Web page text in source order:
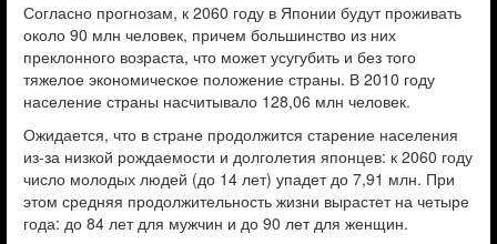
Согласно прогнозам, к 2060 году в Японии будут проживать
около 90 млн человек, причем большинство из них
преклонного возраста, что может усугубить и без того
тяжелое экономическое положение страны. В 2010 году
население страны насчитывало 128,06 млн человек.
Ожидается, что в стране продолжится старение населения
из-за низкой рождаемости и долголетия японцев: к 2060 году
число молодых людей (до 14 лет) упадет до 7,91 млн. При
этом средняя продолжительность жизни вырастет на четыре
года: до 84 лет для мужчин и до 90 лет для женщин.